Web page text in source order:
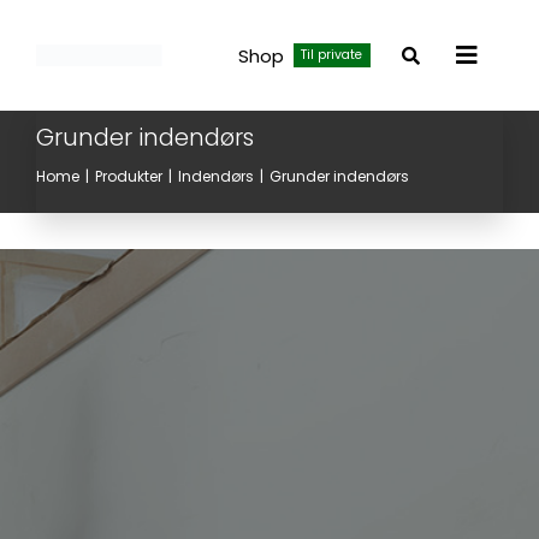
Shop Til private
Toggle
Grunder indendørs
Home Produkter Indendørs Grunder indendørs